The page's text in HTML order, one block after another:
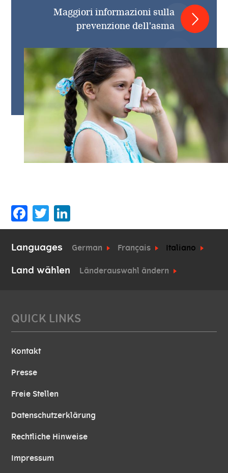
Maggiori informazioni sulla
prevenzione dell'asma
Facebook
Twitter
Languages German Français Italiano
Land wählen Länderauswahl ändern
QUICK LINKS
Kontakt
Presse
Freie Stellen
Datenschutzerklärung
Rechtliche Hinweise
Impressum